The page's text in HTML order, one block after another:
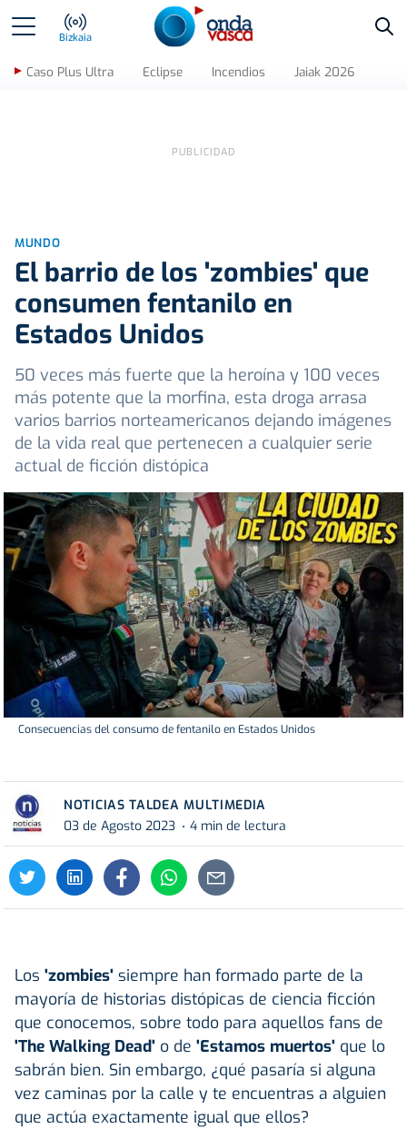
Bizkaia
Caso Plus Ultra Eclipse Incendios Jaiak 2026
MUNDO
El barrio de los 'zombies' que
consumen fentanilo en
Estados Unidos
50 veces más fuerte que la heroína y 100 veces
más potente que la morfina, esta droga arrasa
varios barrios norteamericanos dejando imágenes
de la vida real que pertenecen a cualquier serie
actual de ficción distópica
Consecuencias del consumo de fentanilo en Estados Unidos
NOTICIAS TALDEA MULTIMEDIA
03 de Agosto 2023
4 min de lectura
Los 'zombies' siempre han formado parte de la
mayoría de historias distópicas de ciencia ficción
que conocemos, sobre todo para aquellos fans de
'The Walking Dead' o de 'Estamos muertos' que lo
sabrán bien. Sin embargo, ¿qué pasaría si alguna
vez caminas por la calle y te encuentras a alguien
que actúa exactamente igual que ellos?